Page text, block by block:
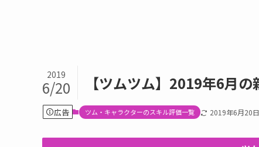
【ツムツム】2019年6月
2019
6/20
広告 ツム・キャラクターのスキル評価一覧 2019年6月20日